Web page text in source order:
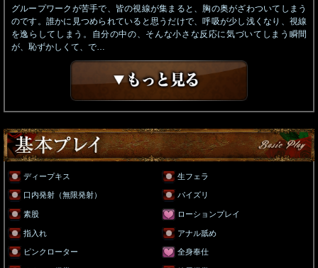
グループワークが苦手で、皆の視線が集まると、胸の奥がざわついてしまう
のです。誰かに見つめられていると思うだけで、呼吸が少し浅くなり、視線
を逸らしてしまう。自分の中の、そんな小さな反応に気づいてしまう瞬間
が、恥ずかしくて、で…
ディープキス 生フェラ
口内発射（無限発射） パイズリ
素股 ローションプレイ
指入れ アナル舐め
ピンクローター 全身奉仕